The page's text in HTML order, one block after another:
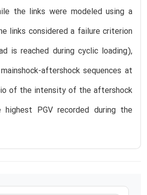
the links were modeled using a
links considered a failure criterion
is reached during cyclic loading),
aftershock sequences at
of the intensity of the aftershock
PGV recorded during the